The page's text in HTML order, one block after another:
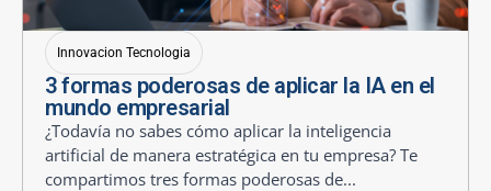
Innovacion Tecnologia
3 formas poderosas de aplicar la IA en el
mundo empresarial
¿Todavía no sabes cómo aplicar la inteligencia
artificial de manera estratégica en tu empresa? Te
compartimos tres formas poderosas de...